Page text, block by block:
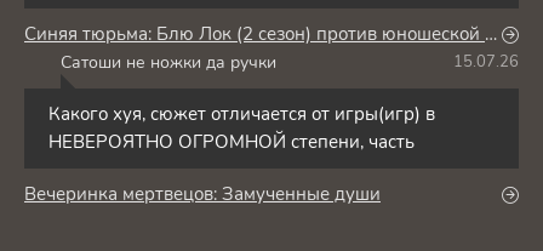
Синяя тюрьма: Блю Лок (2 сезон) против юношеской сборной Японии
Сатоши не ножки да ручки 15.07.26
Какого хуя, сюжет отличается от игры(игр) в
НЕВЕРОЯТНО ОГРОМНОЙ степени, часть
Вечеринка мертвецов: Замученные души